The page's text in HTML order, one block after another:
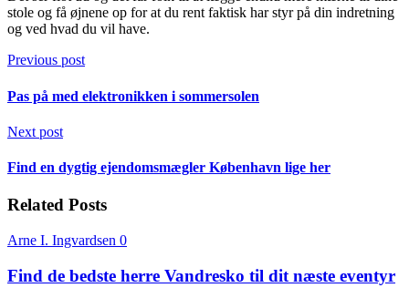
stole og få øjnene op for at du rent faktisk har styr på din indretning
og ved hvad du vil have.
Previous post
Pas på med elektronikken i sommersolen
Next post
Find en dygtig ejendomsmægler København lige her
Related Posts
Arne I. Ingvardsen 0
Find de bedste herre Vandresko til dit næste eventyr